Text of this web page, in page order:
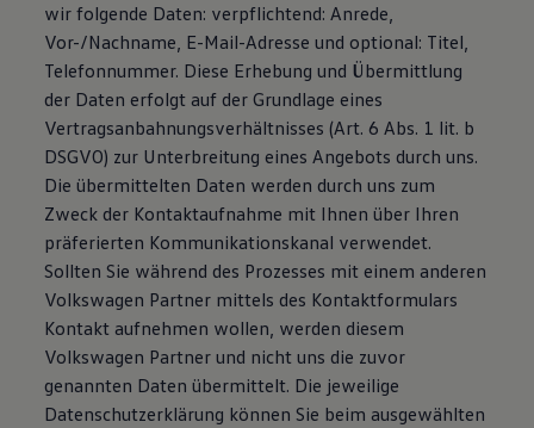
wir folgende Daten: verpflichtend: Anrede,
Vor-/Nachname, E-Mail-Adresse und optional: Titel,
Telefonnummer. Diese Erhebung und Übermittlung
der Daten erfolgt auf der Grundlage eines
Vertragsanbahnungsverhältnisses (Art. 6 Abs. 1 lit. b
DSGVO) zur Unterbreitung eines Angebots durch uns.
Die übermittelten Daten werden durch uns zum
Zweck der Kontaktaufnahme mit Ihnen über Ihren
präferierten Kommunikationskanal verwendet.
Sollten Sie während des Prozesses mit einem anderen
Volkswagen Partner mittels des Kontaktformulars
Kontakt aufnehmen wollen, werden diesem
Volkswagen Partner und nicht uns die zuvor
genannten Daten übermittelt. Die jeweilige
Datenschutzerklärung können Sie beim ausgewählten